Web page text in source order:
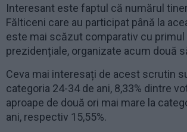
Interesant este faptul că numărul
Fălticeni care au participat până la
este mai scăzut comparativ cu primul
prezidențiale, organizate acum două
Ceva mai interesați de acest scrutin
categoria 24-34 de ani, 8,33% dintre
aproape de două ori mai mare la
ani, respectiv 15,55%.